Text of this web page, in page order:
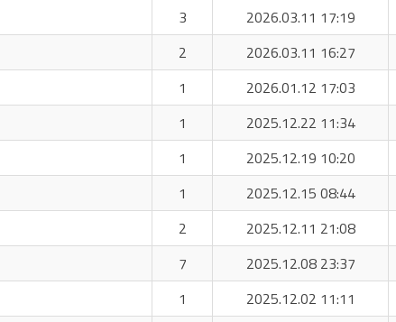
3 2026.03.11 17:19
2 2026.03.11 16:27
1 2026.01.12 17:03
1 2025.12.22 11:34
1 2025.12.19 10:20
1 2025.12.15 08:44
2 2025.12.11 21:08
7 2025.12.08 23:37
1 2025.12.02 11:11